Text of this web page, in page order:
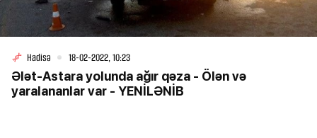
Hadisə 18-02-2022, 10:23
Ələt-Astara yolunda ağır qəza - Ölən və
yaralananlar var - YENİLƏNİB